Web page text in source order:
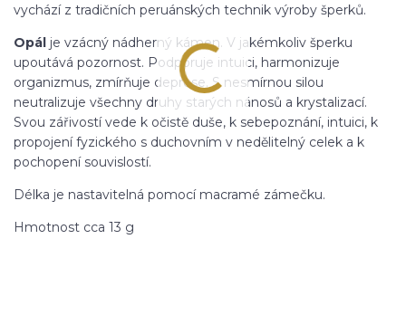
vychází z tradičních peruánských technik výroby šperků.
Opál je vzácný nádherný kámen. V jakémkoliv šperku
upoutává pozornost. Podporuje intuici, harmonizuje
organizmus, zmírňuje deprese. S nesmírnou silou
neutralizuje všechny druhy starých nánosů a krystalizací.
Svou zářivostí vede k očistě duše, k sebepoznání, intuici, k
propojení fyzického s duchovním v nedělitelný celek a k
pochopení souvislostí.
Délka je nastavitelná pomocí macramé zámečku.
Hmotnost cca 13 g